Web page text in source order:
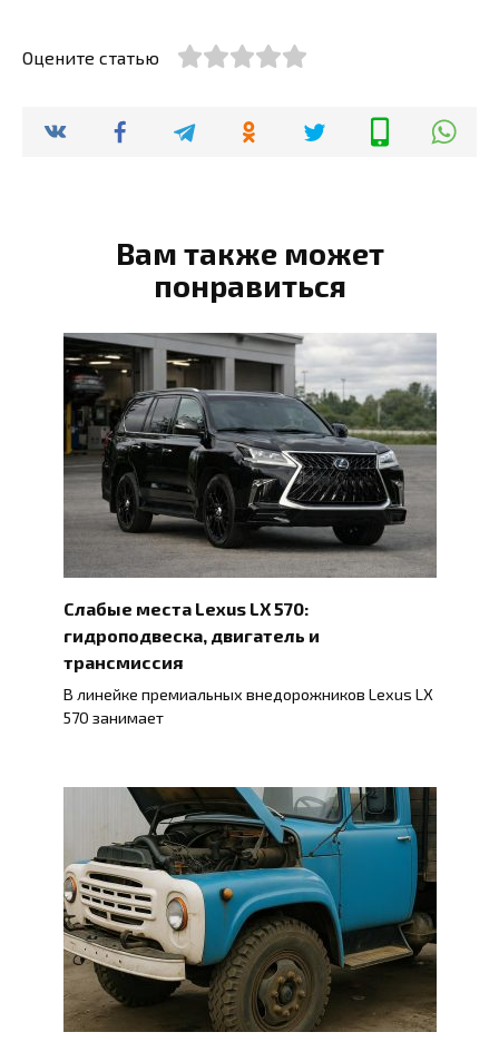
Оцените статью
Вам также может
понравиться
Слабые места Lexus LX 570:
гидроподвеска, двигатель и
трансмиссия
В линейке премиальных внедорожников Lexus LX
570 занимает